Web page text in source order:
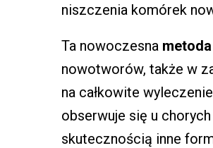
niszczenia komórek
Ta nowoczesna
nowotworów, także w
na całkowite
obserwuje się u
skutecznością inne